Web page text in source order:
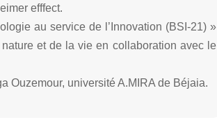
efffect.
au service de l’Innovation (BSI-21) »
et de la vie en collaboration avec le
Ouzemour, université A.MIRA de Béjaia.